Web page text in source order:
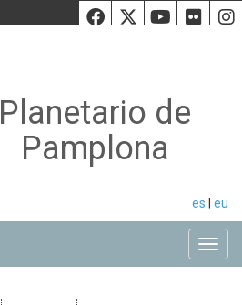
Facebook
Twiiter
Planetario de
Pamplona
es eu